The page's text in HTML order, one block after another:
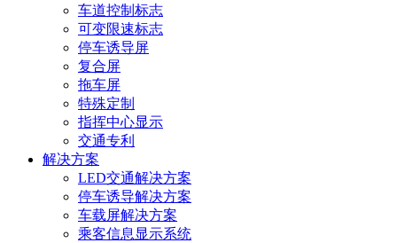
车道控制标志
可变限速标志
停车诱导屏
复合屏
拖车屏
特殊定制
指挥中心显示
交通专利
解决方案
LED交通解决方案
停车诱导解决方案
车载屏解决方案
乘客信息显示系统